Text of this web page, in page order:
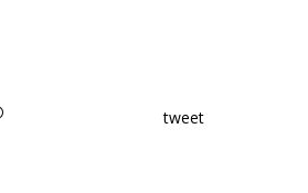
tweet